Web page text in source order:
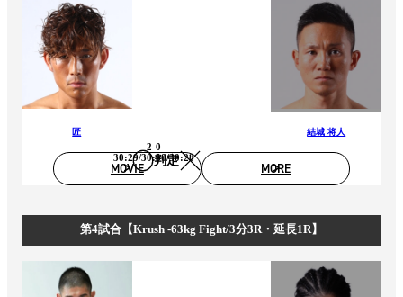
匠
判定
2-0
30:29/30:30/30:28
結城 将人
MOVIE MORE
第4試合【Krush -63kg Fight/3分3R・延長1R】